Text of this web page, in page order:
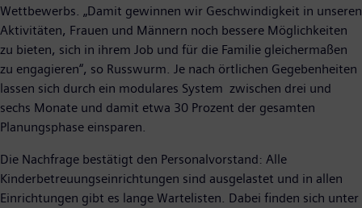
Wettbewerbs. „Damit gewinnen wir Geschwindigkeit in unseren
Aktivitäten, Frauen und Männern noch bessere Möglichkeiten
zu bieten, sich in ihrem Job und für die Familie gleichermaßen
zu engagieren“, so Russwurm. Je nach örtlichen Gegebenheiten
lassen sich durch ein modulares System zwischen drei und
sechs Monate und damit etwa 30 Prozent der gesamten
Planungsphase einsparen.
Die Nachfrage bestätigt den Personalvorstand: Alle
Kinderbetreuungseinrichtungen sind ausgelastet und in allen
Einrichtungen gibt es lange Wartelisten. Dabei finden sich unter